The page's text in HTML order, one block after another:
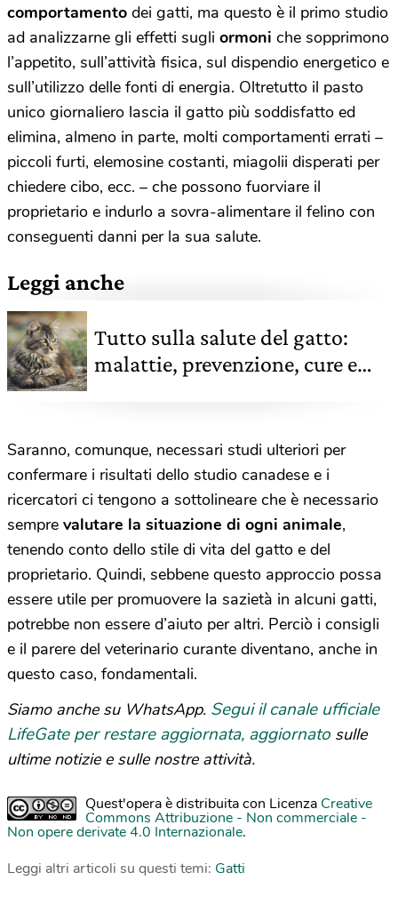
comportamento dei gatti, ma questo è il primo studio
ad analizzarne gli effetti sugli ormoni che sopprimono
l’appetito, sull’attività fisica, sul dispendio energetico e
sull’utilizzo delle fonti di energia. Oltretutto il pasto
unico giornaliero lascia il gatto più soddisfatto ed
elimina, almeno in parte, molti comportamenti errati –
piccoli furti, elemosine costanti, miagolii disperati per
chiedere cibo, ecc. – che possono fuorviare il
proprietario e indurlo a sovra-alimentare il felino con
conseguenti danni per la sua salute.
Leggi anche
Tutto sulla salute del gatto:
malattie, prevenzione, cure e
Saranno, comunque, necessari studi ulteriori per
confermare i risultati dello studio canadese e i
ricercatori ci tengono a sottolineare che è necessario
sempre valutare la situazione di ogni animale,
tenendo conto dello stile di vita del gatto e del
proprietario. Quindi, sebbene questo approccio possa
essere utile per promuovere la sazietà in alcuni gatti,
potrebbe non essere d’aiuto per altri. Perciò i consigli
e il parere del veterinario curante diventano, anche in
questo caso, fondamentali.
Siamo anche su WhatsApp. Segui il canale ufficiale
LifeGate per restare aggiornata, aggiornato sulle
ultime notizie e sulle nostre attività.
Quest'opera è distribuita con Licenza Creative
Commons Attribuzione - Non commerciale -
Non opere derivate 4.0 Internazionale.
Leggi altri articoli su questi temi: Gatti